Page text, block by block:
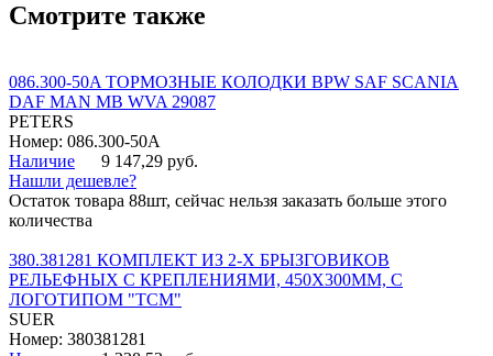
Смотрите также
086.300-50A ТОРМОЗНЫЕ КОЛОДКИ BPW SAF SCANIA
DAF MAN MB WVA 29087
PETERS
Номер: 086.300-50A
Наличие
9 147,29 руб.
Нашли дешевле?
Остаток товара 88шт, сейчас нельзя заказать больше этого
количества
380.381281 КОМПЛЕКТ ИЗ 2-Х БРЫЗГОВИКОВ
РЕЛЬЕФНЫХ С КРЕПЛЕНИЯМИ, 450Х300ММ, С
ЛОГОТИПОМ "ТСМ"
SUER
Номер: 380381281